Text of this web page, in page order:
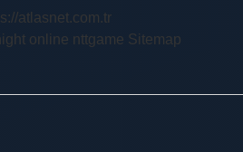
atlasnet.com.tr
online nttgame Sitemap